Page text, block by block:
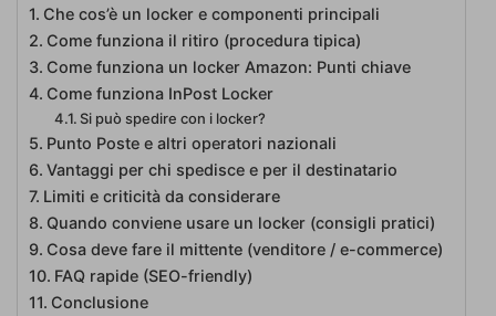
Che cos’è un locker e componenti principali
Come funziona il ritiro (procedura tipica)
Come funziona un locker Amazon: Punti chiave
Come funziona InPost Locker
Si può spedire con i locker?
Punto Poste e altri operatori nazionali
Vantaggi per chi spedisce e per il destinatario
Limiti e criticità da considerare
Quando conviene usare un locker (consigli pratici)
Cosa deve fare il mittente (venditore / e-commerce)
FAQ rapide (SEO-friendly)
Conclusione